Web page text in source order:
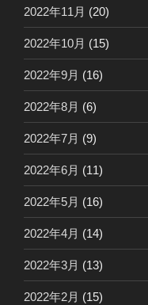
2022年11月 (20)
2022年10月 (15)
2022年9月 (16)
2022年8月 (6)
2022年7月 (9)
2022年6月 (11)
2022年5月 (16)
2022年4月 (14)
2022年3月 (13)
2022年2月 (15)